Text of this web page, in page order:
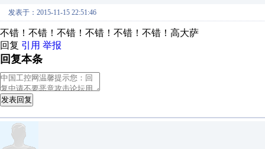
发表于：2015-11-15 22:51:46
不错！不错！不错！不错！不错！不错！高大萨
回复 引用 举报
回复本条
发表回复